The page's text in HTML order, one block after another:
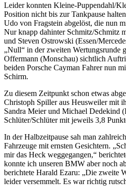
Leider konnten Kleine-Puppendahl/
Position nicht bis zur Tankpause
Udo von Fragstein abgelöst, die nun
Nur knapp dahinter Schmitz/Schmitz
und Steven Ostrowski (Essen/
„Null“ in der zweiten Wertungsrunde
Offermann (Monschau) sichtlich
beiden Porsche Cayman Fahrer nun
Schirm.
Zu diesem Zeitpunkt schon etwas
Christoph Spiller aus Heusweiler mit
Sandra Meier und Michael Dedekind
Schlüter/Schlüter mit jeweils 3,8
In der Halbzeitpause sah man
Fahrzeuge mit ernsten Gesichtern.
mir das Heck weggegangen,“
konnte ich unseren BMW aber noch
berichtete Harald Ezaru: „Die zweite
leider versemmelt. Es war richtig